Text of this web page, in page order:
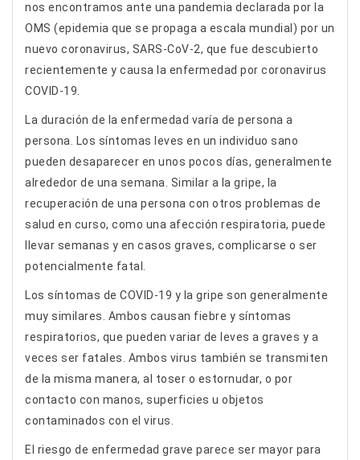
nos encontramos ante una pandemia declarada por la
OMS (epidemia que se propaga a escala mundial) por un
nuevo coronavirus, SARS-CoV-2, que fue descubierto
recientemente y causa la enfermedad por coronavirus
COVID-19.
La duración de la enfermedad varía de persona a
persona. Los síntomas leves en un individuo sano
pueden desaparecer en unos pocos días, generalmente
alrededor de una semana. Similar a la gripe, la
recuperación de una persona con otros problemas de
salud en curso, como una afección respiratoria, puede
llevar semanas y en casos graves, complicarse o ser
potencialmente fatal.
Los síntomas de COVID-19 y la gripe son generalmente
muy similares. Ambos causan fiebre y síntomas
respiratorios, que pueden variar de leves a graves y a
veces ser fatales. Ambos virus también se transmiten
de la misma manera, al toser o estornudar, o por
contacto con manos, superficies u objetos
contaminados con el virus.
El riesgo de enfermedad grave parece ser mayor para